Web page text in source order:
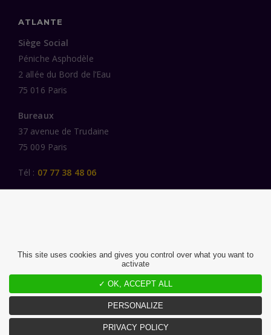
ATLANTE
Siège Social
Péniche Asphodèle
2 allée du Bord de l’Eau
75 016 Paris
Bureaux
37 avenue de Trudaine
75 009 Paris
Tél : 07 77 38 48 06
DES FEMMES ET DES HOMMES ENGAGÉS
This site uses cookies and gives you control over what you want to
activate
✓ OK, ACCEPT ALL
PERSONALIZE
PRIVACY POLICY